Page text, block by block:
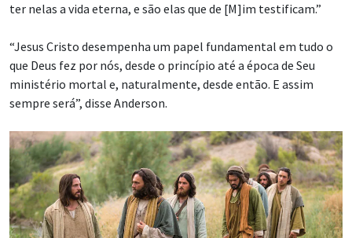
ter nelas a vida eterna, e são elas que de [M]im testificam.”
“Jesus Cristo desempenha um papel fundamental em tudo o
que Deus fez por nós, desde o princípio até a época de Seu
ministério mortal e, naturalmente, desde então. E assim
sempre será”, disse Anderson.